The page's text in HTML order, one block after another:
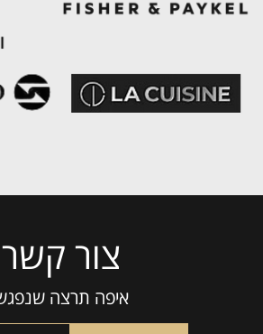
צור קשר
איפה תרצה